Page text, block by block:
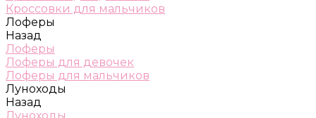
Кроссовки для мальчиков
Лоферы
Назад
Лоферы
Лоферы для девочек
Лоферы для мальчиков
Луноходы
Назад